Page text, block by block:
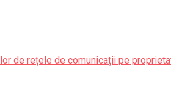
de rețele de comunicații pe